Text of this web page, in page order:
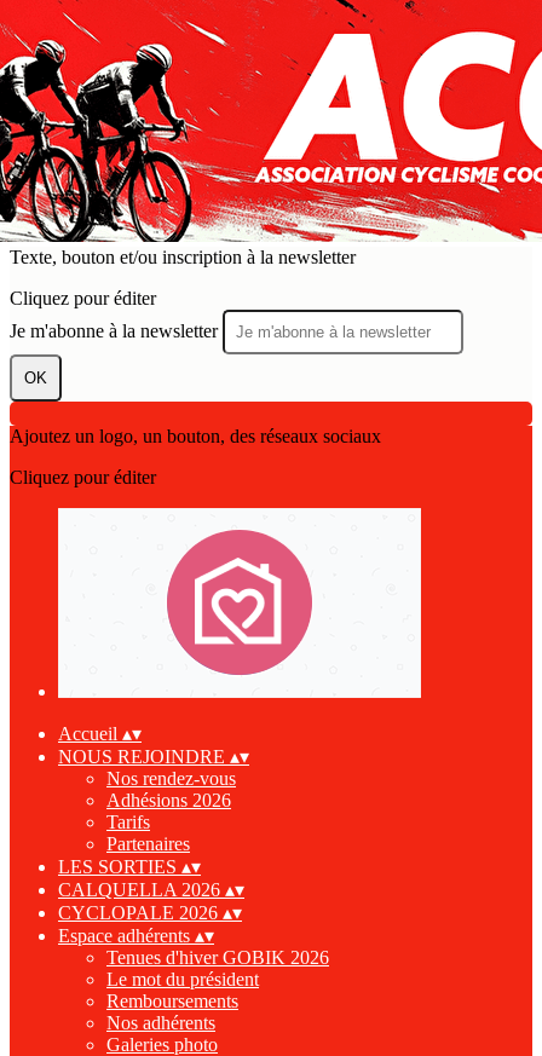
Exporter les lignes sélectionnées
Exporter toutes les colonnes
Exporter uniquement les colonnes affichées
Menu
?>
Images de la page d'accueil
Cliquez pour éditer
Texte, bouton et/ou inscription à la newsletter
Cliquez pour éditer
Je m'abonne à la newsletter
OK
Ajoutez un logo, un bouton, des réseaux sociaux
Cliquez pour éditer
Accueil ▴▾
NOUS REJOINDRE ▴▾
Nos rendez-vous
Adhésions 2026
Tarifs
Partenaires
LES SORTIES ▴▾
CALQUELLA 2026 ▴▾
CYCLOPALE 2026 ▴▾
Espace adhérents ▴▾
Tenues d'hiver GOBIK 2026
Le mot du président
Remboursements
Nos adhérents
Galeries photo